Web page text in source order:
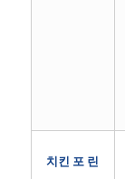
치킨 포 린